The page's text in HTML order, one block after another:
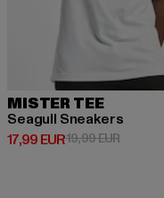
MISTER TEE
Seagull Sneakers
17,99 EUR
Ajankohtainen hinta: 17,99
19,99 EUR